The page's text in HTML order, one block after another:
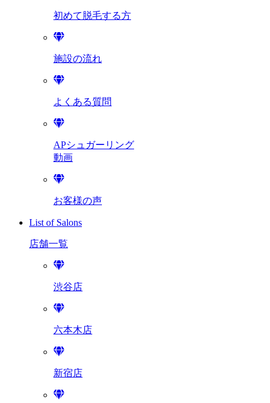
初めて脱毛する方
施設の流れ
よくある質問
APシュガーリング
動画
お客様の声
List of Salons
店舗一覧
渋谷店
六本木店
新宿店